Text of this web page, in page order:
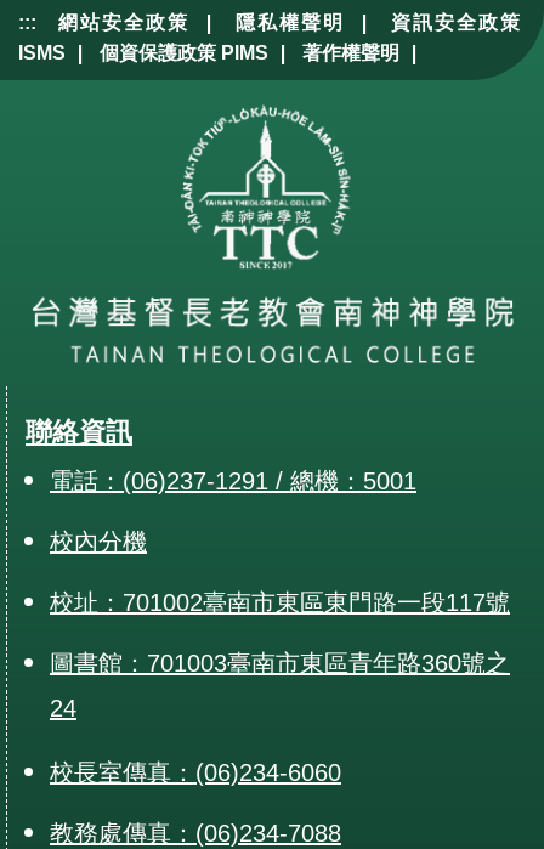
::: 網站安全政策 | 隱私權聲明 |
資訊安全政策
ISMS
| 個資保護政策 PIMS | 著作權聲明 |
聯絡資訊
電話：(06)237-1291 / 總機：5001
校內分機
校址：701002臺南市東區東門路一段117號
圖書館：701003臺南市東區青年路360號之
24
校長室傳真：(06)234-6060
教務處傳真：(06)234-7088